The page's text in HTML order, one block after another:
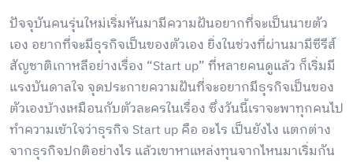
ปัจจุบันคนรุ่นใหม่เริ่มหันมามีความฝันอยากที่จะเป็นนายตัว
เอง อยากที่จะมีธุรกิจเป็นของตัวเอง ยิ่งในช่วงที่ผ่านมามีซีรีส์
สัญชาติเกาหลีอย่างเรื่อง “Start up” ที่หลายคนดูแล้ว ก็เริ่มมี
แรงบันดาลใจ จุดประกายความฝันที่จะอยากมีธุรกิจเป็นของ
ตัวเองบ้างเหมือนกับตัวละครในเรื่อง ซึ่งวันนี้เราจะพาทุกคนไป
ทำความเข้าใจว่าธุรกิจ Start up คือ อะไร เป็นยังไง แตกต่าง
จากธุรกิจปกติอย่างไร แล้วเขาหาแหล่งทุนจากไหนมาเริ่มกัน